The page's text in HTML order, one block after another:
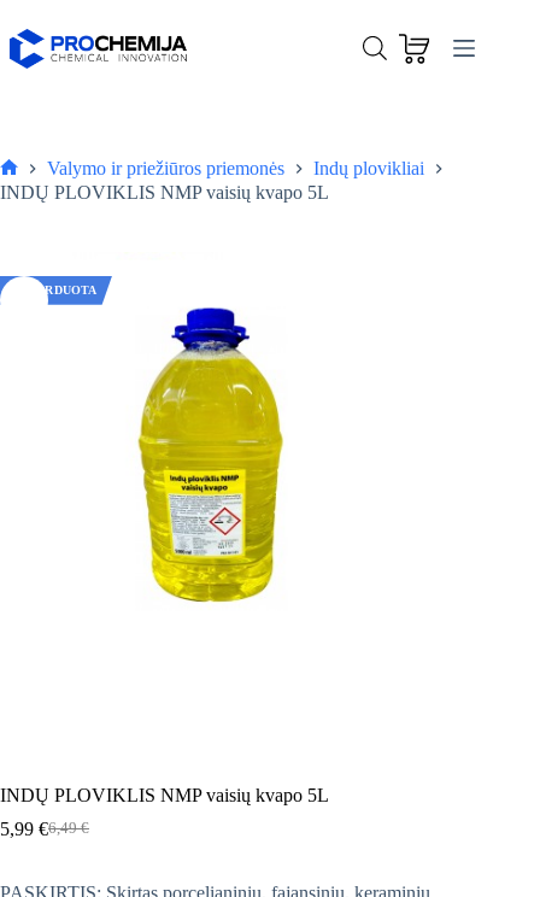
content
Pagrindinis
Valymo ir priežiūros priemonės
Indų plovikliai
INDŲ PLOVIKLIS NMP vaisių kvapo 5L
IŠPARDUOTA
INDŲ PLOVIKLIS NMP vaisių kvapo 5L
6,49€
Original
5,99 €Current
PASKIRTIS: Skirtas porcelianinių, fajansinių, keraminių